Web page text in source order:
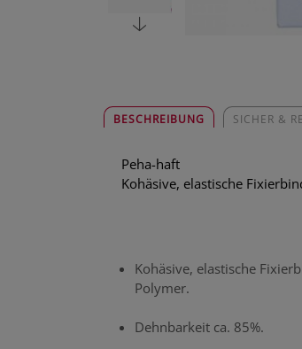
BESCHREIBUNG SICHER &
Peha-haft
Kohäsive, elastische
Kohäsive, elastische
Polymer.
Dehnbarkeit ca. 85%.